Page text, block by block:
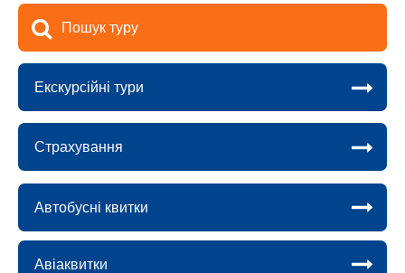
Пошук туру
Екскурсійні тури
Страхування
Автобусні квитки
Авіаквитки